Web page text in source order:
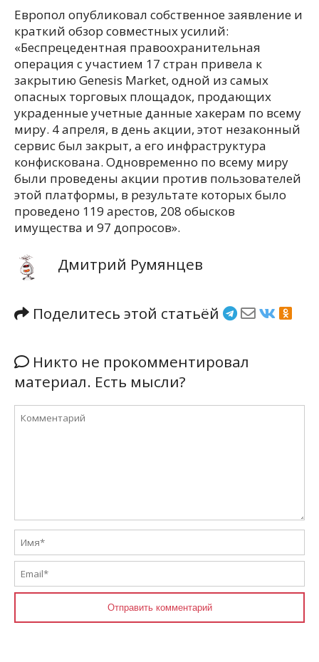
Европол опубликовал собственное заявление и
краткий обзор совместных усилий:
«Беспрецедентная правоохранительная
операция с участием 17 стран привела к
закрытию Genesis Market, одной из самых
опасных торговых площадок, продающих
украденные учетные данные хакерам по всему
миру. 4 апреля, в день акции, этот незаконный
сервис был закрыт, а его инфраструктура
конфискована. Одновременно по всему миру
были проведены акции против пользователей
этой платформы, в результате которых было
проведено 119 арестов, 208 обысков
имущества и 97 допросов».
Дмитрий Румянцев
Поделитесь этой статьёй
Никто не прокомментировал
материал. Есть мысли?